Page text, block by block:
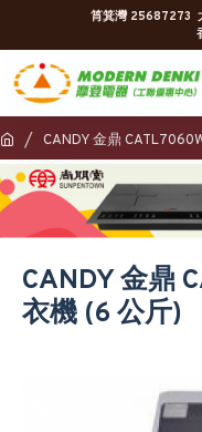
筲箕灣 25687273
CANDY 金鼎
CANDY 金鼎
衣機 (6 公斤)